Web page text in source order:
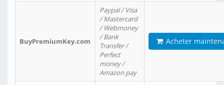
BuyPremiumKey.com
Paypal / Visa
/ Mastercard
/ Webmoney
/ Bank
Transfer /
Perfect
money /
Amazon pay
Acheter